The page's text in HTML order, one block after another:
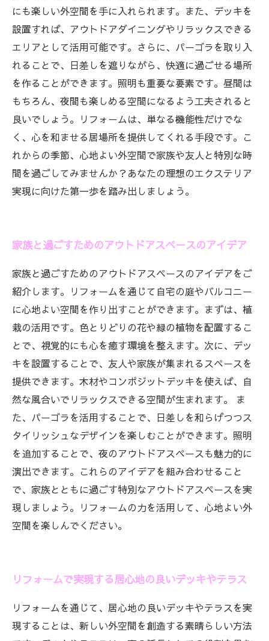
にも楽しい外空間を手に入れられます。また、デッキを
設置すれば、アウトドアダイニングやリラックスできる
エリアとして活用可能です。さらに、パーゴラを取り入
れることで、日差しを遮りながら、快適に過ごせる場所
を作ることができます。照明も重要な要素です。昼間は
もちろん、夜間も楽しめる空間になるよう工夫されると
良いでしょう。リフォームは、単なる機能性だけでな
く、心を和ませる居場所を提供してくれる手段です。こ
れからの季節、心地よい外空間で家族や友人と特別な時
間を過ごしてみませんか？あなたの理想のエクステリア
実現に向けた第一歩を踏み出しましょう。
家族と過ごすためのアウトドアスペースのアイデア
家族と過ごすためのアウトドアスペースのアイデアをご
紹介します。リフォームを通じて自宅の庭やバルコニー
に心地よい空間を作り出すことができます。まずは、植
栽の活用です。色とりどりの花や緑の植物を配置するこ
とで、視覚的にも心を癒す環境を整えます。次に、デッ
キを設置することで、友人や家族が集まれるスペースを
提供できます。木材やコンポジットデッキを使えば、自
然な風合いでリラックスできる空間が生まれます。 ま
た、パーゴラを活用することで、日差しを和らげつつス
タイリッシュなデザインを楽しむことができます。照明
を追加することで、夜のアウトドアスペースも魅力的に
演出できます。これらのアイデアを組み合わせること
で、家族とともに過ごす特別なアウトドアスペースを実
現しましょう。リフォームの力を活用して、心地よい外
空間を楽しんでください。
リフォームで実現する居心地の良いデッキやテラス
リフォームを通じて、居心地の良いデッキやテラスを実
現することは、新しい外空間を創造する素晴らしい方法